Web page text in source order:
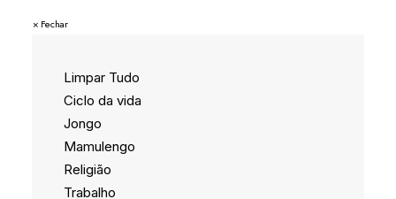
× Fechar
Limpar Tudo
Ciclo da vida
Jongo
Mamulengo
Religião
Trabalho